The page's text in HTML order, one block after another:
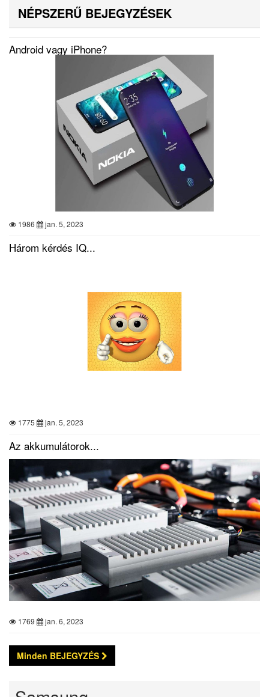
NÉPSZERŰ BEJEGYZÉSEK
Android vagy iPhone?
1986 jan. 5, 2023
Három kérdés IQ...
1775 jan. 5, 2023
Az akkumulátorok...
1769 jan. 6, 2023
Minden BEJEGYZÉS